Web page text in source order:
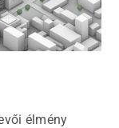
élmény